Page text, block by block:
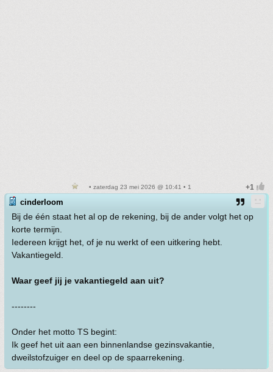
• zaterdag 23 mei 2026 @ 10:41 • 1
cinderloom
Bij de één staat het al op de rekening, bij de ander volgt het op
korte termijn.
Iedereen krijgt het, of je nu werkt of een uitkering hebt.
Vakantiegeld.
Waar geef jij je vakantiegeld aan uit?
--------
Onder het motto TS begint:
Ik geef het uit aan een binnenlandse gezinsvakantie,
dweilstofzuiger en deel op de spaarrekening.